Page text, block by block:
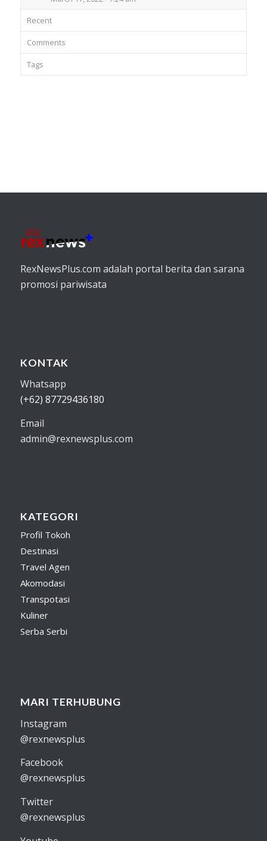
Recent
Comments
Tags
RexNewsPlus.com adalah portal berita dan sarana
promosi pariwisata
KONTAK
Whatsapp
(+62) 87729436180
Email
admin@rexnewsplus.com
KATEGORI
Profil Tokoh
Destinasi
Travel Agen
Akomodasi
Transpotasi
Kuliner
Serba Serbi
MARI TERHUBUNG
Instagram
@rexnewsplus
Facebook
@rexnewsplus
Twitter
@rexnewsplus